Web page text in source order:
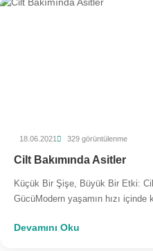
18.06.2021 329 görüntülenme
Cilt Bakımında Asitler
Küçük Bir Şişe, Büyük Bir Etki:
GücüModern yaşamın hızı içinde
Devamını Oku